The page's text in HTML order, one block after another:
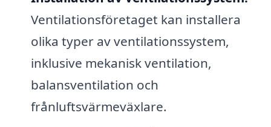
Ventilationsföretaget kan installera
olika typer av ventilationssystem,
inklusive mekanisk ventilation,
balansventilation och
frånluftsvärmeväxlare.